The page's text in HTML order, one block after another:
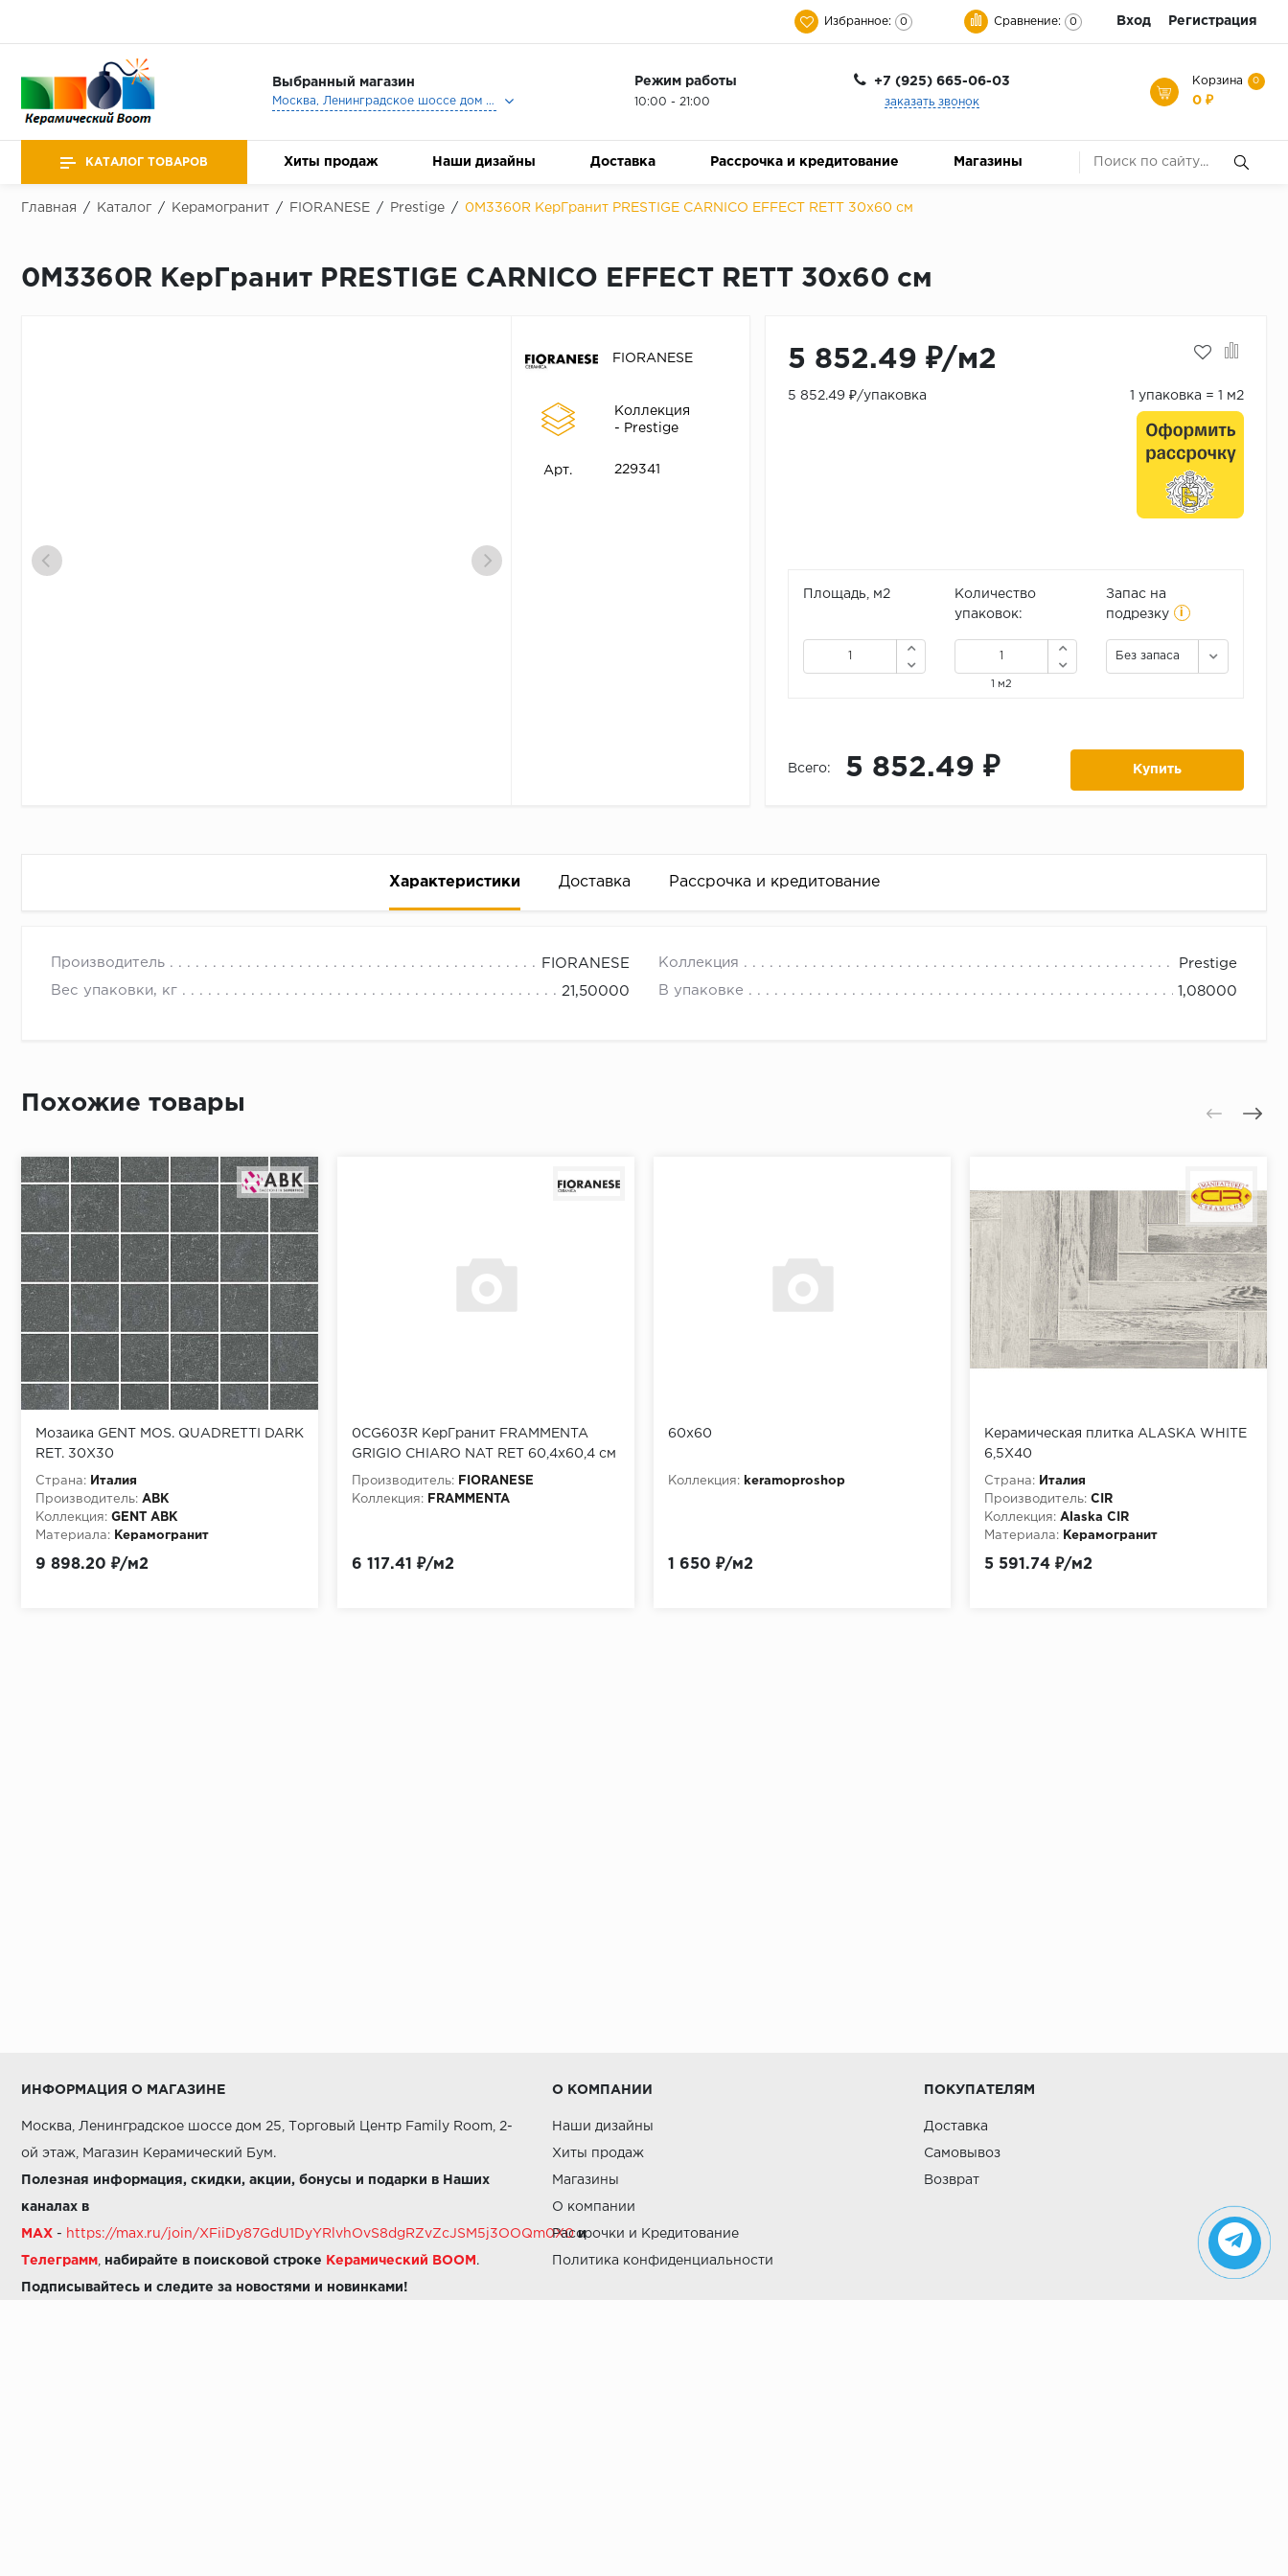
Избранное: 0 Сравнение: 0 Вход Регистрация
Выбранный магазин
Москва, Ленинградское шоссе дом 25, Торговый Центр Family Room, 2-ой этаж, Магазин Керамический Бум.
Режим работы
10:00 - 21:00
+7 (925) 665-06-03
заказать звонок
Корзина 0
0 ₽
КАТАЛОГ ТОВАРОВ Хиты продаж Наши дизайны Доставка Рассрочка и кредитование Магазины
Главная / Каталог / Керамогранит / FIORANESE / Prestige / 0M3360R КерГранит PRESTIGE CARNICO EFFECT RETT 30x60 см
0M3360R КерГранит PRESTIGE CARNICO EFFECT RETT 30x60 см
FIORANESE
Коллекция
- Prestige
Арт. 229341
5 852.49 ₽/м2
5 852.49 ₽/упаковка 1 упаковка = 1 м2
Площадь, м2
Количество
упаковок:
1 м2
Запас на
подрезку
i
Без запаса
Всего: 5 852.49 ₽ Купить
Характеристики Доставка Рассрочка и кредитование
Производитель FIORANESE Коллекция Prestige
Вес упаковки, кг 21,50000 В упаковке 1,08000
Высокая вероятность одобрения: до 95%
Одобрение за 1-2 минуты
Срок предоставления кредита от 3 до 36 месяцев Срок предоставления рассрочки от 3 до 10 месяцев
Достаточно только паспорта
Похожие товары
Мозаика GENT MOS. QUADRETTI DARK
RET. 30X30
Страна:
Италия
Производитель: ABK
Коллекция: GENT ABK
Материала:
Керамогранит
9 898.20 ₽/м2
0CG603R КерГранит FRAMMENTA
GRIGIO CHIARO NAT RET 60,4x60,4 см
Производитель:
FIORANESE
Коллекция:
FRAMMENTA
6 117.41 ₽/м2
60х60
Коллекция: keramoproshop
1 650 ₽/м2
Керамическая плитка ALASKA WHITE
6,5X40
Страна:
Италия
Производитель: CIR
Коллекция: Alaska CIR
Материала:
Керамогранит
5 591.74 ₽/м2
ИНФОРМАЦИЯ О МАГАЗИНЕ
Москва, Ленинградское шоссе дом 25, Торговый Центр Family Room, 2-
ой этаж, Магазин Керамический Бум.
Полезная информация, скидки, акции, бонусы и подарки в Наших
каналах в
MAX - https://max.ru/join/XFiiDy87GdU1DyYRlvhOvS8dgRZvZcJSM5j3OOQm0X0 и
Телеграмм набирайте в поисковой строке Керамический BOOM .
Подписывайтесь и следите за новостями и новинками!
О КОМПАНИИ
Наши дизайны
Хиты продаж
Магазины
О компании
Рассрочки и Кредитование
Политика конфиденциальности
ПОКУПАТЕЛЯМ
Доставка
Самовывоз
Возврат